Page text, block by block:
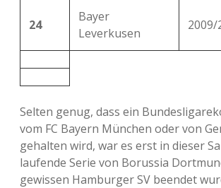
24
Bayer
Leverkusen
2009/
Selten genug, dass ein
vom FC Bayern München oder von
gehalten wird, war es erst in dieser
laufende Serie von Borussia
gewissen Hamburger SV beendet